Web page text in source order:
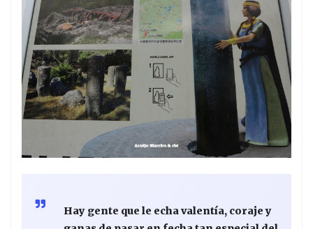
Hay gente que le echa valentía, coraje y